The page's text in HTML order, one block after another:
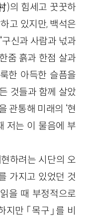
의 힘세고 꿋꿋하
고 있지만, 백석은
구신과 사람과 넋과
줌 흙과 한점 살과
한 아득한 슬픔을
것들과 함께 살았
관통해 미래의 ‘현
저는 이 물음에 부
하려는 시단의 오
가지고 있었던 것
을 때 부정적으로
만 「목구」를 비